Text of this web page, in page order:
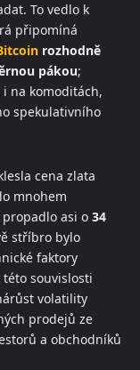
To vedlo k
připomíná
rozhodně
pákou;
na komoditách,
spekulativního
cena zlata
mnohem
asi o 34
stříbro bylo
faktory
této souvislosti
volatility
prodejů ze
a obchodníků